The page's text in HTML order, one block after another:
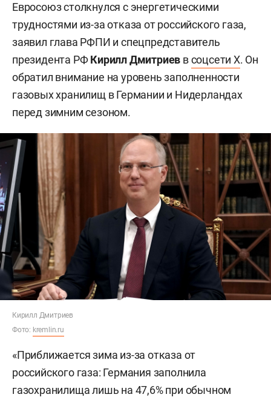
Евросоюз столкнулся с энергетическими
трудностями из-за отказа от российского газа,
заявил глава РФПИ и спецпредставитель
президента РФКирилл Дмитриев всоцсети X. Он
обратил внимание на уровень заполненности
газовых хранилищ в Германии и Нидерландах
перед зимним сезоном.
Кирилл Дмитриев
Фото: kremlin.ru
«Приближается зима из-за отказа от
российского газа: Германия заполнила
газохранилища лишь на 47,6% при обычном